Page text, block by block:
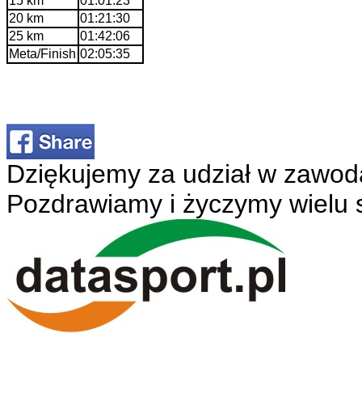
20 km
01:21:30
25 km
01:42:06
Meta/Finish 02:05:35
Dziękujemy za udział w
Pozdrawiamy i życzymy wielu